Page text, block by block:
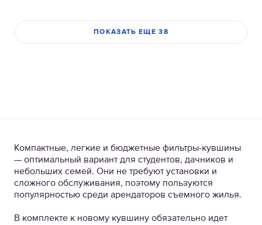
ПОКАЗАТЬ ЕЩЕ 38
Компактные, легкие и бюджетные фильтры-кувшины
— оптимальный вариант для студентов, дачников и
небольших семей. Они не требуют установки и
сложного обслуживания, поэтому пользуются
популярностью среди арендаторов съемного жилья.
В комплекте к новому кувшину обязательно идет